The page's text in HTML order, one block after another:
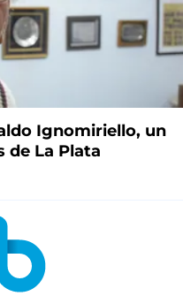
Ignomiriello, un
de La Plata